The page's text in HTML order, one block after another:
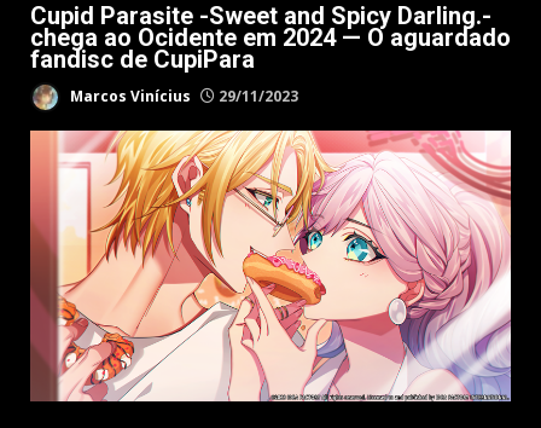
Cupid Parasite -Sweet and Spicy Darling.-
chega ao Ocidente em 2024 — O aguardado
fandisc de CupiPara
Marcos Vinícius 29/11/2023